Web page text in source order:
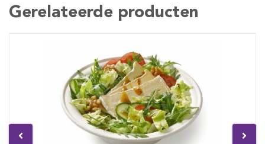
Gerelateerde producten